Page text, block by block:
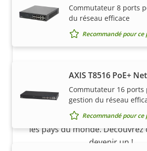
Commutateur 8 ports
du réseau efficace
Recommandé pour ce
AXIS T8516 PoE+
Commutateur 16 ports
gestion du réseau
Recommandé pour ce
Devenez un partenaire
Vous êtes un revendeur, un
intégrateur système ou un
avons des partenaires dans
les pays du monde.
devenir un !